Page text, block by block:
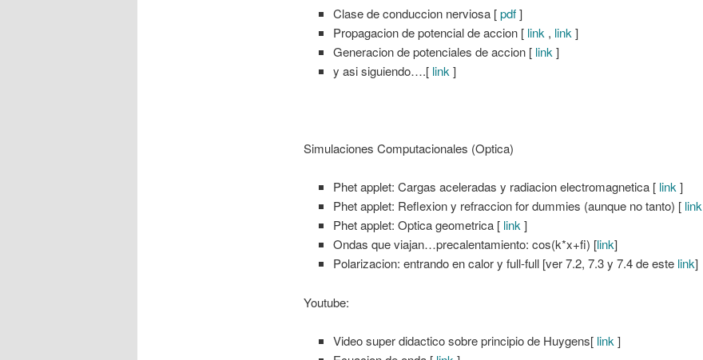
Clase de conduccion nerviosa [pdf]
Propagacion de potencial de accion [ link , link]
Generacion de potenciales de accion [ link]
y asi siguiendo….[ link]
Simulaciones Computacionales (Optica)
Phet applet: Cargas aceleradas y radiacion electromagnetica [ link]
Phet applet: Reflexion y refraccion for dummies (aunque no tanto) [ link
Phet applet: Optica geometrica [ link]
Ondas que viajan…precalentamiento: cos(k*x+fi) [link]
Polarizacion: entrando en calor y full-full [ver 7.2, 7.3 y 7.4 de este link]
Youtube:
Video super didactico sobre principio de Huygens[ link]